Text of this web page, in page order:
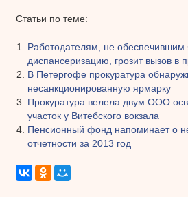
Статьи по теме:
Работодателям, не обеспечившим
диспансеризацию, грозит вызов в
В Петергофе прокуратура
несанкционированную ярмарку
Прокуратура велела двум ООО
участок у Витебского вокзала
Пенсионный фонд напоминает о
отчетности за 2013 год